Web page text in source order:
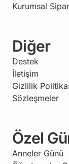
Kurumsal
Diğer
Destek
İletişim
Gizlilik
Sözleşmeler
Özel
Anneler Günü